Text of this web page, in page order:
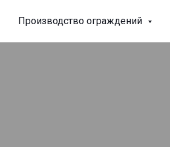
Производство ограждений